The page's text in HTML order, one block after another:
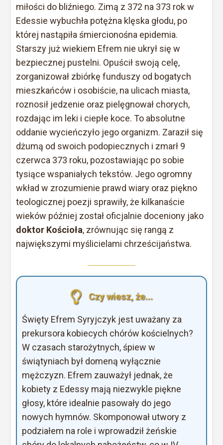
miłości do bliźniego. Zimą z 372 na 373 rok w
Edessie wybuchła potężna klęska głodu, po
której nastąpiła śmiercionośna epidemia.
Starszy już wiekiem Efrem nie ukrył się w
bezpiecznej pustelni. Opuścił swoją celę,
zorganizował zbiórkę funduszy od bogatych
mieszkańców i osobiście, na ulicach miasta,
roznosił jedzenie oraz pielęgnował chorych,
rozdając im leki i ciepłe koce. To absolutne
oddanie wycieńczyło jego organizm. Zaraził się
dżumą od swoich podopiecznych i zmarł 9
czerwca 373 roku, pozostawiając po sobie
tysiące wspaniałych tekstów. Jego ogromny
wkład w zrozumienie prawd wiary oraz piękno
teologicznej poezji sprawiły, że kilkanaście
wieków później został oficjalnie doceniony jako
doktor Kościoła, zrównując się rangą z
największymi myślicielami chrześcijaństwa.
Czy wiesz, że...
Święty Efrem Syryjczyk jest uważany za
prekursora kobiecych chórów kościelnych?
W czasach starożytnych, śpiew w
świątyniach był domeną wyłącznie
mężczyzn. Efrem zauważył jednak, że
kobiety z Edessy mają niezwykle piękne
głosy, które idealnie pasowały do jego
nowych hymnów. Skomponował utwory z
podziałem na role i wprowadził żeńskie